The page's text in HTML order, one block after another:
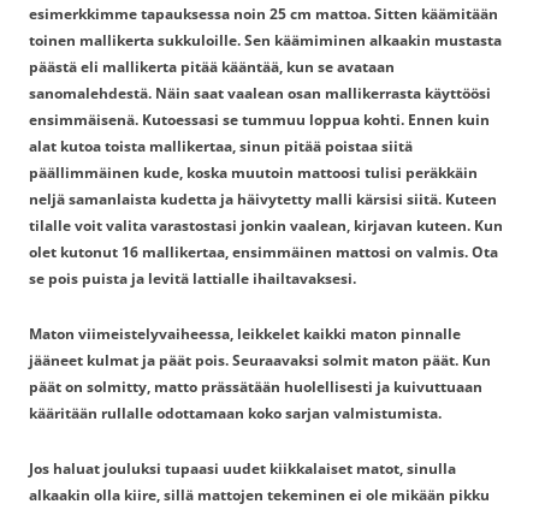
esimerkkimme tapauksessa noin 25 cm mattoa. Sitten käämitään
toinen mallikerta sukkuloille. Sen käämiminen alkaakin mustasta
päästä eli mallikerta pitää kääntää, kun se avataan
sanomalehdestä. Näin saat vaalean osan mallikerrasta käyttöösi
ensimmäisenä. Kutoessasi se tummuu loppua kohti. Ennen kuin
alat kutoa toista mallikertaa, sinun pitää poistaa siitä
päällimmäinen kude, koska muutoin mattoosi tulisi peräkkäin
neljä samanlaista kudetta ja häivytetty malli kärsisi siitä. Kuteen
tilalle voit valita varastostasi jonkin vaalean, kirjavan kuteen. Kun
olet kutonut 16 mallikertaa, ensimmäinen mattosi on valmis. Ota
se pois puista ja levitä lattialle ihailtavaksesi.
Maton viimeistelyvaiheessa, leikkelet kaikki maton pinnalle
jääneet kulmat ja päät pois. Seuraavaksi solmit maton päät. Kun
päät on solmitty, matto prässätään huolellisesti ja kuivuttuaan
kääritään rullalle odottamaan koko sarjan valmistumista.
Jos haluat jouluksi tupaasi uudet kiikkalaiset matot, sinulla
alkaakin olla kiire, sillä mattojen tekeminen ei ole mikään pikku